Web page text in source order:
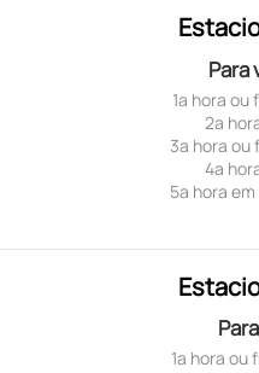
Para
1ª hora ou
2ª
3ª hora ou
4ª
5ª hora
1ª hora ou